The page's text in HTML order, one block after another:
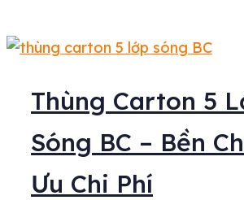
Thùng Carton 5
Sóng BC – Bền
Ưu Chi Phí